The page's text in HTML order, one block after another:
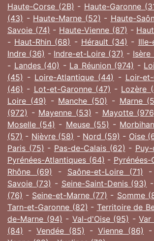
Haute-Corse (2B) - Haute-Garonne
(43) - Haute-Marne (52) - Haute-
Savoie (74) - Haute-Vienne (87) -
- Haut-Rhin (68) - Hérault (34) -
Indre (36) - Indre-et-Loire (37) - Isère
- Landes (40) - La Réunion (974) -
(45) - Loire-Atlantique (44) - Loir-
(46) - Lot-et-Garonne (47) - Lozère
Loire (49) - Manche (50) - Marne
(972) - Mayenne (53) - Mayotte
Moselle (54) - Meuse (55) -
(57) - Nièvre (58) - Nord (59) - Oise
Paris (75) - Pas-de-Calais (62) -
Pyrénées-Atlantiques (64) - Pyrénées-
Rhône (69) - Saône-et-Loire (71) -
Savoie (73) - Seine-Saint-Denis (93) -
(76) - Seine-et-Marne (77) - Somme
Tarn-et-Garonne (82) - Territoire de
de-Marne (94) - Val-d'Oise (95) -Var
(84) - Vendée (85) - Vienne (86) -